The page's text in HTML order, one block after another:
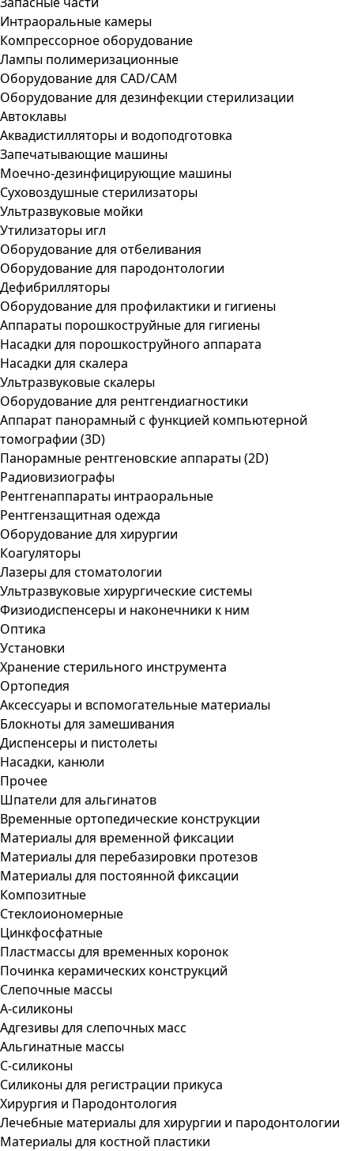
Интраоральные камеры
Компрессорное оборудование
Лампы полимеризационные
Оборудование для CAD/CAM
Оборудование для дезинфекции стерилизации
Автоклавы
Аквадистилляторы и водоподготовка
Запечатывающие машины
Моечно-дезинфицирующие машины
Суховоздушные стерилизаторы
Ультразвуковые мойки
Утилизаторы игл
Оборудование для отбеливания
Оборудование для пародонтологии
Дефибрилляторы
Оборудование для профилактики и гигиены
Аппараты порошкоструйные для гигиены
Насадки для порошкоструйного аппарата
Насадки для скалера
Ультразвуковые скалеры
Оборудование для рентгендиагностики
Аппарат панорамный с функцией компьютерной
томографии (3D)
Панорамные рентгеновские аппараты (2D)
Радиовизиографы
Рентгенаппараты интраоральные
Рентгензащитная одежда
Оборудование для хирургии
Коагуляторы
Лазеры для стоматологии
Ультразвуковые хирургические системы
Физиодиспенсеры и наконечники к ним
Оптика
Установки
Хранение стерильного инструмента
Ортопедия
Аксессуары и вспомогательные материалы
Блокноты для замешивания
Диспенсеры и пистолеты
Насадки, канюли
Прочее
Шпатели для альгинатов
Временные ортопедические конструкции
Материалы для временной фиксации
Материалы для перебазировки протезов
Материалы для постоянной фиксации
Композитные
Стеклоиономерные
Цинкфосфатные
Пластмассы для временных коронок
Починка керамических конструкций
Слепочные массы
А-силиконы
Адгезивы для слепочных масс
Альгинатные массы
С-силиконы
Силиконы для регистрации прикуса
Хирургия и Пародонтология
Лечебные материалы для хирургии и пародонтологии
Материалы для костной пластики